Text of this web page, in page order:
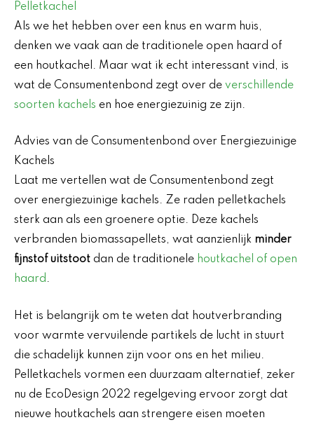
Pelletkachel
Als we het hebben over een knus en warm huis,
denken we vaak aan de traditionele open haard of
een houtkachel. Maar wat ik echt interessant vind, is
wat de Consumentenbond zegt over de verschillende
soorten kachels en hoe energiezuinig ze zijn.
Advies van de Consumentenbond over Energiezuinige
Kachels
Laat me vertellen wat de Consumentenbond zegt
over energiezuinige kachels. Ze raden pelletkachels
sterk aan als een groenere optie. Deze kachels
verbranden biomassapellets, wat aanzienlijk minder
fijnstof uitstoot dan de traditionele houtkachel of open
haard.
Het is belangrijk om te weten dat houtverbranding
voor warmte vervuilende partikels de lucht in stuurt
die schadelijk kunnen zijn voor ons en het milieu.
Pelletkachels vormen een duurzaam alternatief, zeker
nu de EcoDesign 2022 regelgeving ervoor zorgt dat
nieuwe houtkachels aan strengere eisen moeten